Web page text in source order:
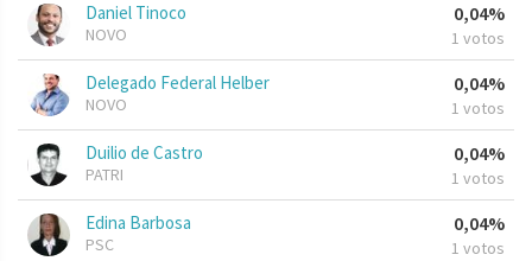
Daniel Tinoco
NOVO
0,04%
1 votos
Delegado Federal Helber
NOVO
0,04%
1 votos
Duilio de Castro
PATRI
0,04%
1 votos
Edina Barbosa
PSC
0,04%
1 votos